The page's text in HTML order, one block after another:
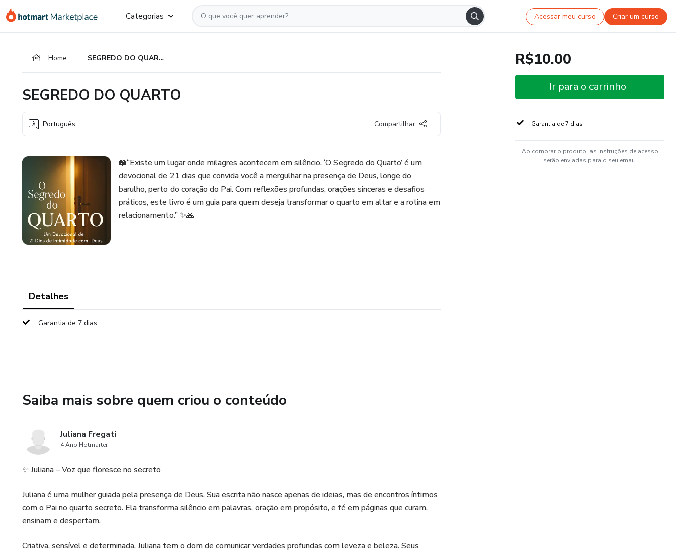
para
para
para
Categorias Acessar meu curso Criar um curso
Home SEGREDO DO QUARTO
SEGREDO DO QUARTO
Português Compartilhar
📖“Existe um lugar onde milagres acontecem em silêncio. ‘O Segredo do Quarto’ é um
devocional de 21 dias que convida você a mergulhar na presença de Deus, longe do
barulho, perto do coração do Pai. Com reflexões profundas, orações sinceras e desafios
práticos, este livro é um guia para quem deseja transformar o quarto em altar e a rotina em
relacionamento.” ✨🙏
Detalhes
Garantia de 7 dias
Saiba mais sobre quem criou o conteúdo
Juliana Fregati
4 Ano Hotmarter
✨ Juliana – Voz que floresce no secreto
Juliana é uma mulher guiada pela presença de Deus. Sua escrita não nasce apenas de ideias, mas de encontros íntimos
com o Pai no quarto secreto. Ela transforma silêncio em palavras, oração em propósito, e fé em páginas que curam,
ensinam e despertam.
Criativa, sensível e determinada, Juliana tem o dom de comunicar verdades profundas com leveza e beleza. Seus
R$10.00
Ir para o carrinho
Garantia de 7 dias
Ao comprar o produto, as instruções de acesso
serão enviadas para o seu email.